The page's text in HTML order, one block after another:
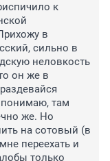
к
в
сильно в
неловкость
он же в
там
же. Но
на сотовый (в
переехать и
только